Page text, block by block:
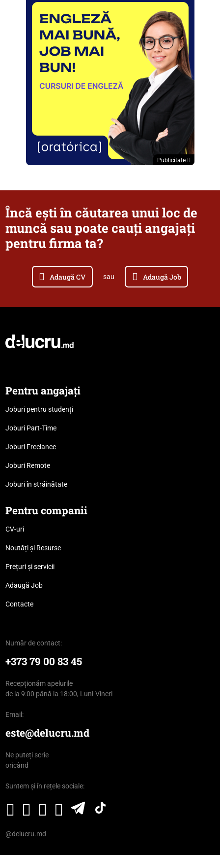
Publicitate
Încă ești în căutarea unui loc de
muncă sau poate cauți angajați
pentru firma ta?
Adaugă CV sau Adaugă Job
Pentru angajați
Joburi pentru studenți
Joburi Part-Time
Joburi Freelance
Joburi Remote
Joburi în străinătate
Pentru companii
CV-uri
Noutăți și Resurse
Prețuri și servicii
Adaugă Job
Contacte
Număr de contact:
+373 79 00 83 45
Recepționăm apelurile
de la 9:00 până la 18:00, Luni-Vineri
Email:
este@delucru.md
Ne puteți scrie
oricând
Suntem și în rețele sociale:
@delucru.md